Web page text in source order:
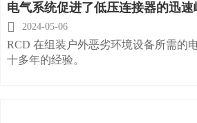
电气系统促进了低压连接器的迅速
 2024-05-06
RCD 在组装户外恶劣环境设备所需的
十多年的经验。